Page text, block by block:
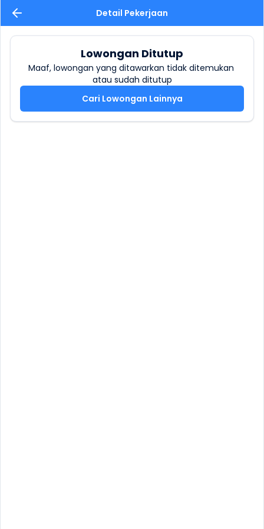
Detail Pekerjaan
Lowongan Ditutup
Maaf, lowongan yang ditawarkan tidak ditemukan
atau sudah ditutup
Cari Lowongan Lainnya